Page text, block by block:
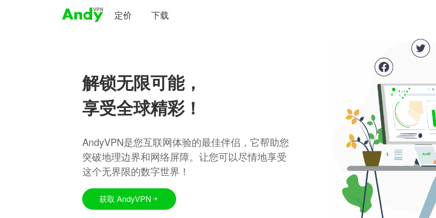
定价 下载
解锁无限可能，
享受全球精彩！
AndyVPN是您互联网体验的最佳伴侣，它帮助您
突破地理边界和网络屏障。让您可以尽情地享受
这个无界限的数字世界！
获取 AndyVPN